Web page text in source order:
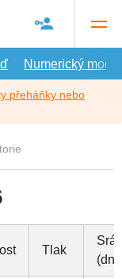
Numerický model
přeháňky nebo
Tlak